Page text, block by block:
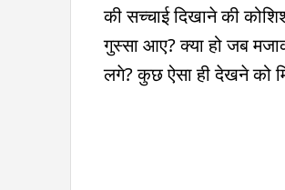
की सच्चाई दिखाने की
गुस्सा आए? क्या हो जब
लगे? कुछ ऐसा ही देखने को